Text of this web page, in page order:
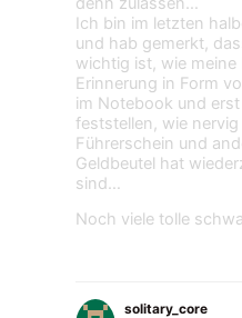
Ich bin im letzten
und hab gemerkt,
wichtig ist, wie meine
Erinnerung in Form
im Notebook und
feststellen, wie
Führerschein und
Geldbeutel hat
sind…
Noch viele tolle
solitary_core